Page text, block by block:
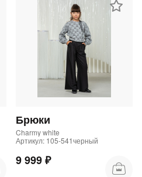
Брюки
Charmy white
Артикул: 105-541черный
9 999 ₽